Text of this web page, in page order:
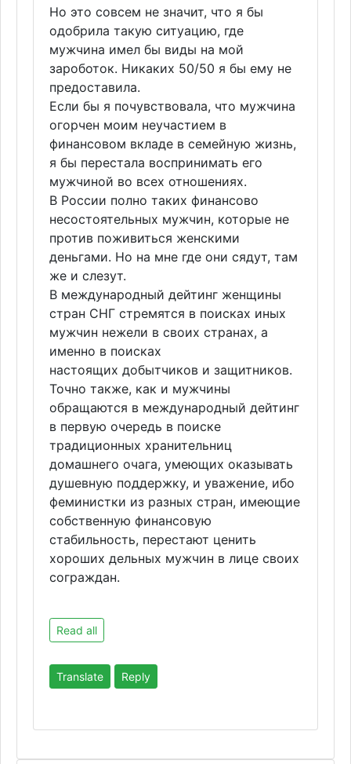
Но это совсем не значит, что я бы
одобрила такую ситуацию, где
мужчина имел бы виды на мой
зароботок. Никаких 50/50 я бы ему не
предоставила.
Если бы я почувствовала, что мужчина
огорчен моим неучастием в
финансовом вкладе в семейную жизнь,
я бы перестала воспринимать его
мужчиной во всех отношениях.
В России полно таких финансово
несостоятельных мужчин, которые не
против поживиться женскими
деньгами. Но на мне где они сядут, там
же и слезут.
В международный дейтинг женщины
стран СНГ стремятся в поисках иных
мужчин нежели в своих странах, а
именно в поисках
настоящих добытчиков и защитников.
Точно также, как и мужчины
обращаются в международный дейтинг
в первую очередь в поиске
традиционных хранительниц
домашнего очага, умеющих оказывать
душевную поддержку, и уважение, ибо
феминистки из разных стран, имеющие
собственную финансовую
стабильность, перестают ценить
хороших дельных мужчин в лице своих
сограждан.
Read all
Translate Reply